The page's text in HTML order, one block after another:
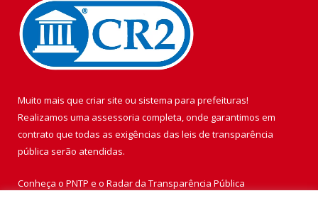
Muito mais que criar site ou sistema para prefeituras!
Realizamos uma assessoria completa, onde garantimos em
contrato que todas as exigências das leis de transparência
pública serão atendidas.
Conheça o PNTP e o Radar da Transparência Pública